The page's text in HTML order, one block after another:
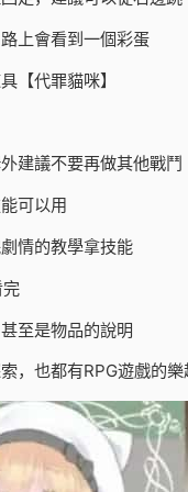
上會看到一個彩蛋
【代罪貓咪】
建議不要再做其他戰鬥
可以用
情的教學拿技能
至是物品的說明
，也都有RPG遊戲的樂